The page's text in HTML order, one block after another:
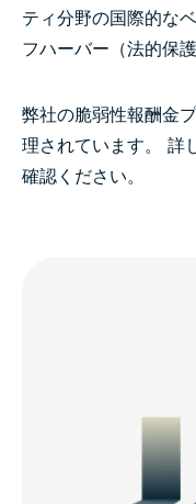
ティ分野の国際的な
フハーバー（法的保
弊社の脆弱性報酬金
理されています。 詳
確認ください。